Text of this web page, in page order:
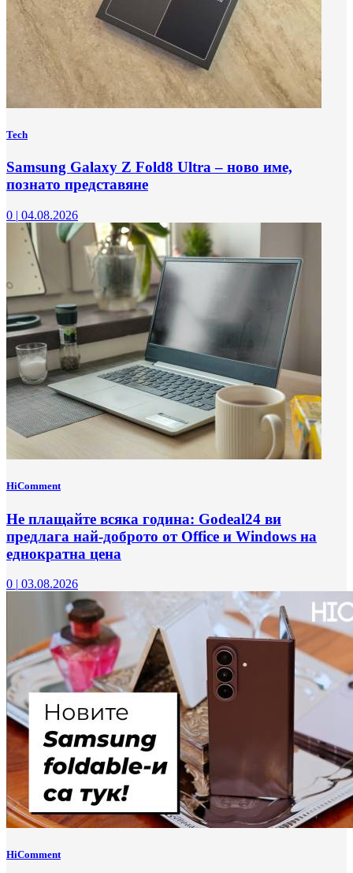
Tech
Samsung Galaxy Z Fold8 Ultra – ново име,
познато представяне
0 | 04.08.2026
HiComment
Не плащайте всяка година: Godeal24 ви
предлага най-доброто от Office и Windows на
еднократна цена
0 | 03.08.2026
HiComment